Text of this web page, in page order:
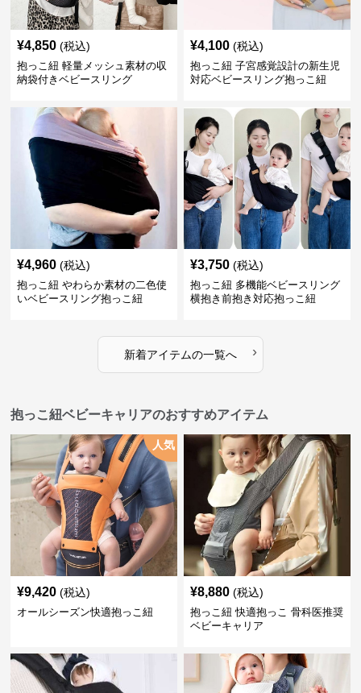
¥4,850 (税込)
抱っこ紐 軽量メッシュ素材の収
納袋付きベビースリング
¥4,100 (税込)
抱っこ紐 子宮感覚設計の新生児
対応ベビースリング抱っこ紐
¥4,960 (税込)
抱っこ紐 やわらか素材の二色使
いベビースリング抱っこ紐
¥3,750 (税込)
抱っこ紐 多機能ベビースリング
横抱き前抱き対応抱っこ紐
新着アイテムの一覧へ ›
抱っこ紐ベビーキャリアのおすすめアイテム
人気
¥9,420 (税込)
オールシーズン快適抱っこ紐
¥8,880 (税込)
抱っこ紐 快適抱っこ 骨科医推奨
ベビーキャリア